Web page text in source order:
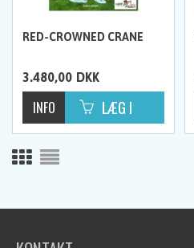
RED-CROWNED CRANE
3.480,00 DKK